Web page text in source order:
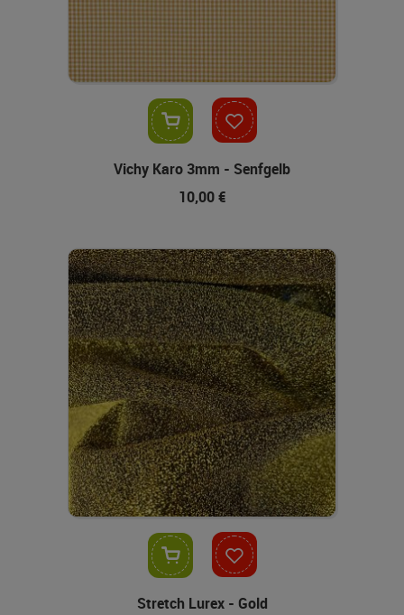
Vichy Karo 3mm - Senfgelb
10,00 €
Stretch Lurex - Gold